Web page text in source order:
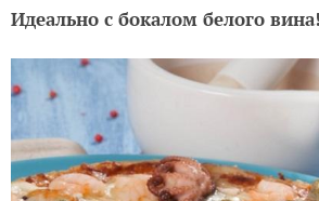
Идеально с бокалом белого вина!